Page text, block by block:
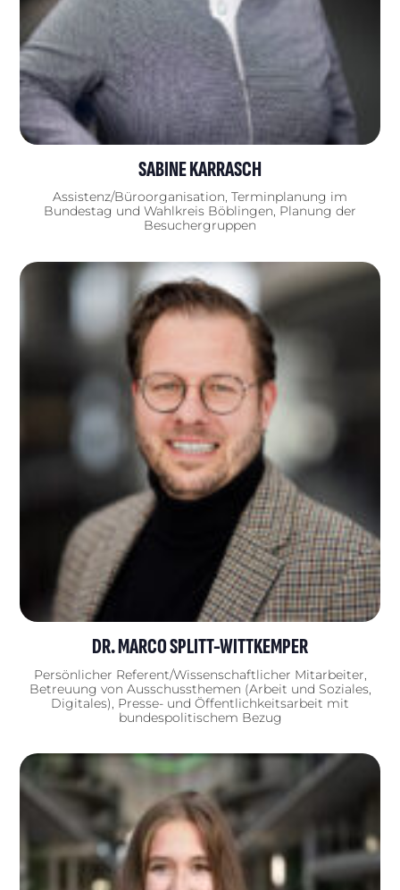
SABINE KARRASCH
Assistenz/Büroorganisation, Terminplanung im
Bundestag und Wahlkreis Böblingen, Planung der
Besuchergruppen
DR. MARCO SPLITT-WITTKEMPER
Persönlicher Referent/Wissenschaftlicher Mitarbeiter,
Betreuung von Ausschussthemen (Arbeit und Soziales,
Digitales), Presse- und Öffentlichkeitsarbeit mit
bundespolitischem Bezug